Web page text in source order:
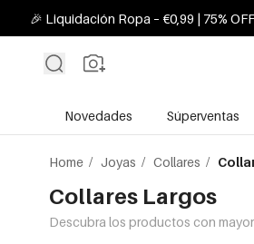
🎉 Liquidación Ropa – €0,99 | 75%
Novedades Súperventas
Home / Joyas / Collares /
Collares Largos
Descubra los productos con